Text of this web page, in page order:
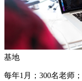
基地
每年1月；300名老师；